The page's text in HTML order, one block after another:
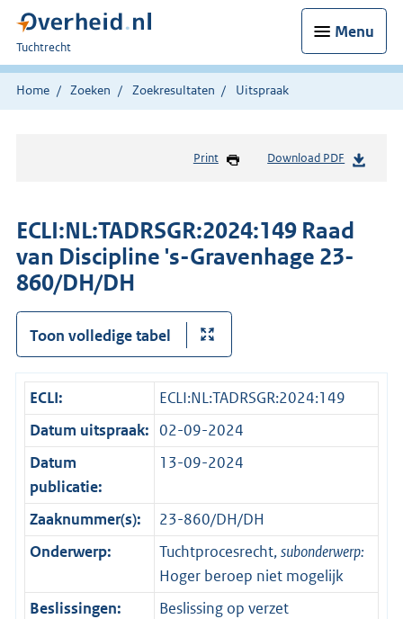
Menu
U
bent
hier:
Tuchtrecht
Home Zoeken Zoekresultaten Uitspraak
Print Download PDF
ECLI:NL:TADRSGR:2024:149 Raad
van Discipline 's-Gravenhage 23-
860/DH/DH
Toon volledige tabel
ECLI:
ECLI:NL:TADRSGR:2024:149
Datum uitspraak: 02-09-2024
Datum
publicatie:
13-09-2024
Zaaknummer(s):
23-860/DH/DH
Onderwerp:
Tuchtprocesrecht,subonderwerp:
Hoger beroep niet mogelijk
Beslissingen:
Beslissing op verzet